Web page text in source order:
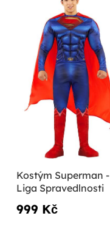
Kostým Superman -
Liga Spravedlnosti
999 Kč